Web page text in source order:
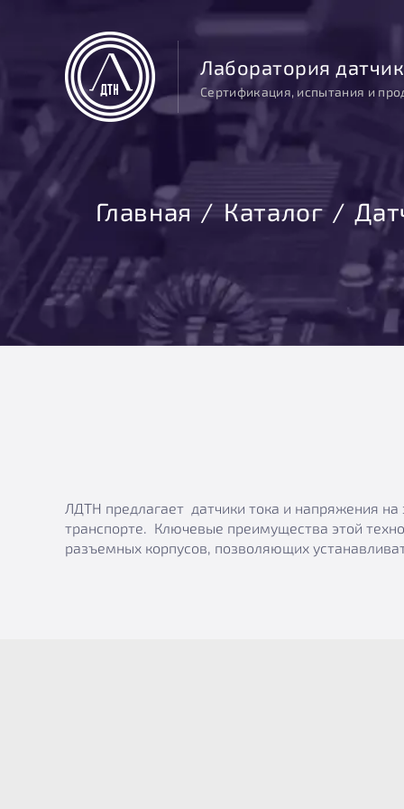
Лаборатория
Сертификация, испытания и
Главная Каталог
ЛДТН предлагает датчики тока и напряжения
транспорте. Ключевые преимущества этой
разъемных корпусов, позволяющих